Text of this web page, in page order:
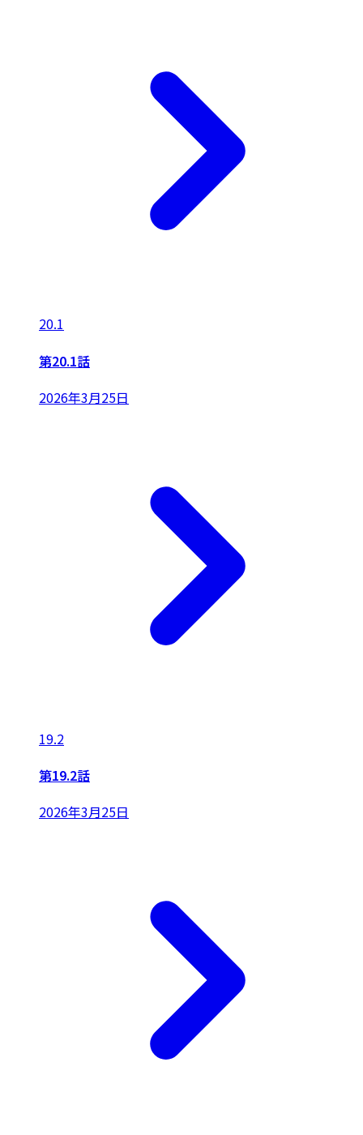
20.1
第20.1話
2026年3月25日
19.2
第19.2話
2026年3月25日